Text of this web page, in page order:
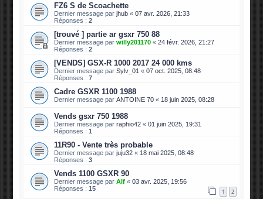
FZ6 S de Scoachette
Dernier message parjhub «07 avr. 2026, 21:33
Réponses :2
[trouvé ] partie ar gsxr 750 88
Dernier message parwilly201170 «24 févr. 2026, 21:27
Réponses :2
[VENDS] GSX-R 1000 2017 24 000 kms
Dernier message parSylv_01 «07 oct. 2025, 08:48
Réponses :7
Cadre GSXR 1100 1988
Dernier message parANTOINE 70 « 18 juin 2025, 08:28
Vends gsxr 750 1988
Dernier message parraphio42 «01 juin 2025, 19:31
Réponses :1
11R90 - Vente très probable
Dernier message parjuju32 « 18 mai 2025, 08:48
Réponses :3
Vends 1100 GSXR 90
Dernier message parAlf «03 avr. 2025, 19:56
Réponses :15 1 2